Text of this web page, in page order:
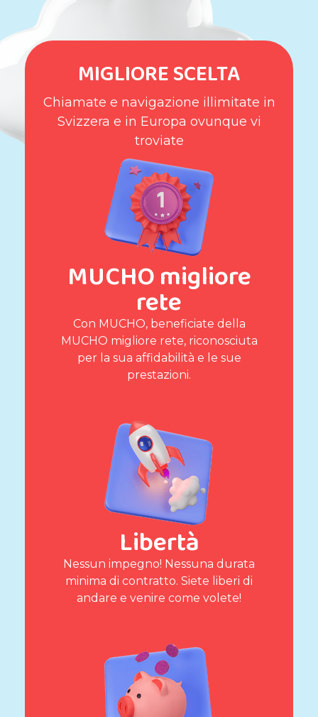
MIGLIORE SCELTA
Chiamate e navigazione illimitate in
Svizzera e in Europa ovunque vi
troviate
MUCHO migliore
rete
Con MUCHO, beneficiate della
MUCHO migliore rete, riconosciuta
per la sua affidabilità e le sue
prestazioni.
Libertà
Nessun impegno! Nessuna durata
minima di contratto. Siete liberi di
andare e venire come volete!